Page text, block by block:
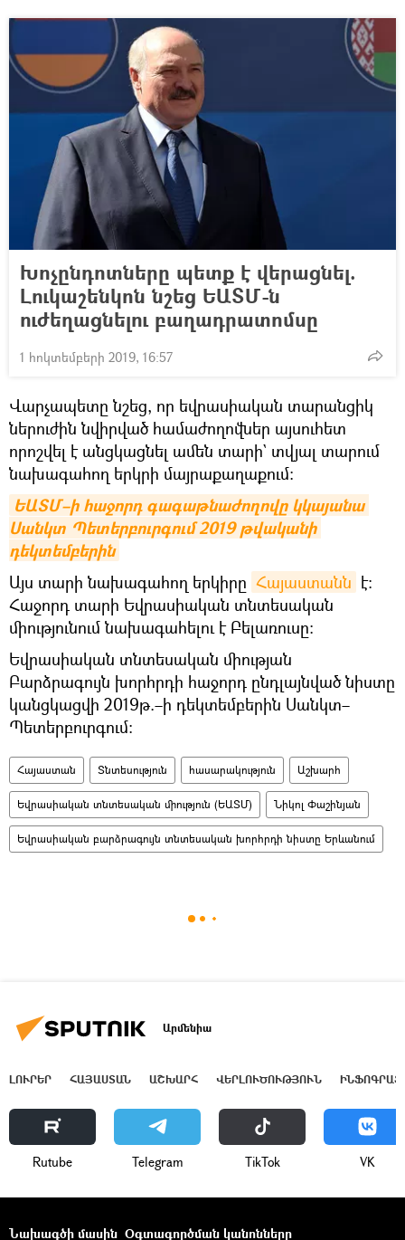
Խոչընդոտները պետք է վերացնել.
Լուկաշենկոն նշեց ԵԱՏՄ-ն
ուժեղացնելու բաղադրատոմսը
1 հոկտեմբերի 2019, 16:57
Վարչապետը նշեց, որ եվրասիական տարանցիկ
ներուժին նվիրված համաժողովներ այսուհետ
որոշվել է անցկացնել ամեն տարի` տվյալ տարում
նախագահող երկրի մայրաքաղաքում:
ԵԱՏՄ–ի հաջորդ գագաթնաժողովը կկայանա
Սանկտ Պետերբուրգում 2019 թվականի
դեկտեմբերին
Այս տարի նախագահող երկիրը Հայաստանն է։
Հաջորդ տարի Եվրասիական տնտեսական
միությունում նախագահելու է Բելառուսը։
Եվրասիական տնտեսական միության
Բարձրագույն խորհրդի հաջորդ ընդլայնված նիստը
կանցկացվի 2019թ.–ի դեկտեմբերին Սանկտ–
Պետերբուրգում։
Հայաստան Տնտեսություն հասարակություն Աշխարհ
Եվրասիական տնտեսական միություն (ԵԱՏՄ) Նիկոլ Փաշինյան
Եվրասիական բարձրագույն տնտեսական խորհրդի նիստը Երևանում
Արմենիա
ԼՈՒՐԵՐ ՀԱՅԱՍՏԱՆ ԱՇԽԱՐՀ ՎԵՐԼՈՒԾՈՒԹՅՈՒՆ
Rutube Telegram ТikТоk VK
Նախագծի մասին Օգտագործման կանոնները